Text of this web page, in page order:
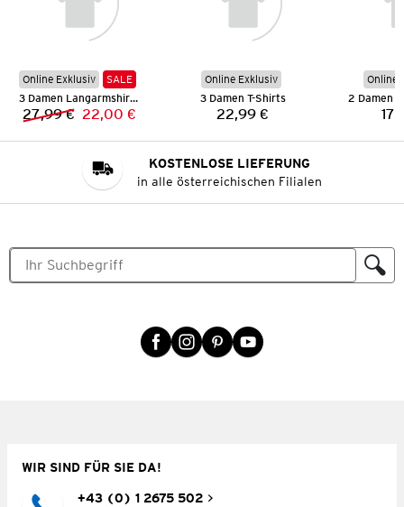
Online Exklusiv
SALE
3 Damen Langarmshirts
Vorheriger Preis:
27,99 € Neuer Preis:
22,00 €
Online Exklusiv
3 Damen T-Shirts
Preis:
22,99 €
Online
2 Damen
KOSTENLOSE LIEFERUNG
in alle österreichischen Filialen
WIR SIND FÜR SIE DA!
+43 (0) 1 2675 502